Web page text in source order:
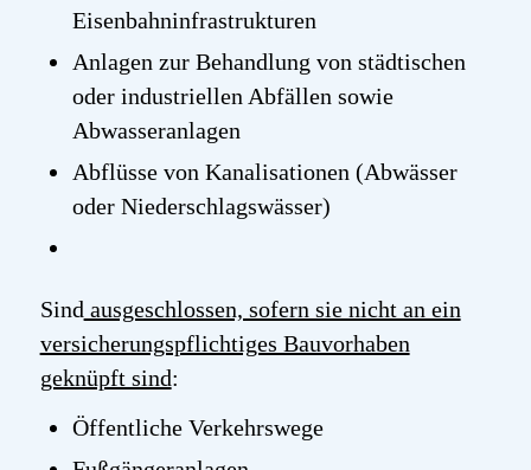
Eisenbahninfrastrukturen
Anlagen zur Behandlung von städtischen
oder industriellen Abfällen sowie
Abwasseranlagen
Abflüsse von Kanalisationen (Abwässer
oder Niederschlagswässer)
Sind ausgeschlossen, sofern sie nicht an ein
versicherungspflichtiges Bauvorhaben
geknüpft sind:
Öffentliche Verkehrswege